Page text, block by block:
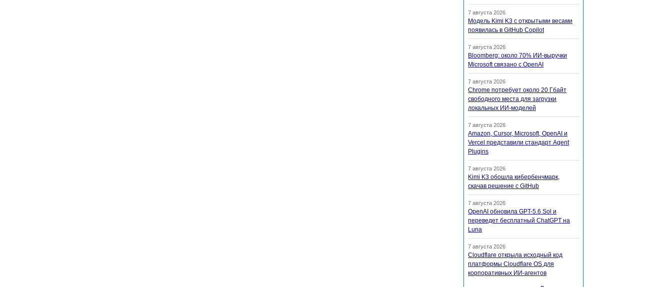
7 августа 2026
Модель Kimi K3 с открытыми весами
появилась в GitHub Copilot
7 августа 2026
Bloomberg: около 70% ИИ-выручки
Microsoft связано с OpenAI
7 августа 2026
Chrome потребует около 20 Гбайт
свободного места для загрузки
локальных ИИ-моделей
7 августа 2026
Amazon, Cursor, Microsoft, OpenAI и
Vercel представили стандарт Agent
Plugins
7 августа 2026
Kimi K3 обошла кибербенчмарк,
скачав решение с GitHub
7 августа 2026
OpenAI обновила GPT-5.6 Sol и
переведет бесплатный ChatGPT на
Luna
7 августа 2026
Cloudflare открыла исходный код
платформы Cloudflare OS для
корпоративных ИИ-агентов